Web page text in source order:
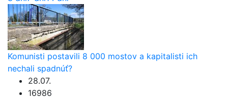
Komunisti postavili 8 000 mostov a kapitalisti ich
nechali spadnúť?
28.07.
16986